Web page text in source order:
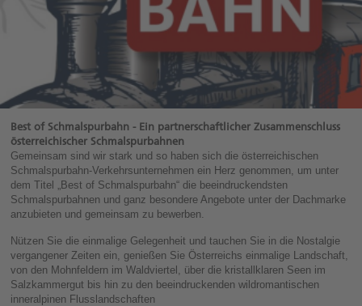
Shift
Subnavigation
springen
Zugangstaste
Alt
+
Shift
+
2
Zur
Metanvigation
springen
Alt
+
Shift
+
3
Best of Schmalspurbahn - Ein partnerschaftlicher Zusammenschluss
österreichischer Schmalspurbahnen
Gemeinsam sind wir stark und so haben sich die österreichischen
Schmalspurbahn-Verkehrsunternehmen ein Herz genommen, um unter
dem Titel „Best of Schmalspurbahn“ die beeindruckendsten
Schmalspurbahnen und ganz besondere Angebote unter der Dachmarke
anzubieten und gemeinsam zu bewerben.
Nützen Sie die einmalige Gelegenheit und tauchen Sie in die Nostalgie
vergangener Zeiten ein, genießen Sie Österreichs einmalige Landschaft,
von den Mohnfeldern im Waldviertel, über die kristallklaren Seen im
Salzkammergut bis hin zu den beeindruckenden wildromantischen
inneralpinen Flusslandschaften